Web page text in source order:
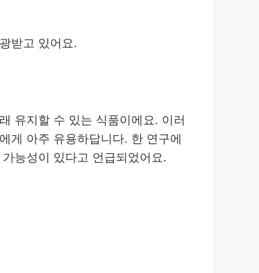
받고 있어요.
유지할 수 있는 식품이에요. 이러
게 아주 유용하답니다. 한 연구에
능성이 있다고 언급되었어요.